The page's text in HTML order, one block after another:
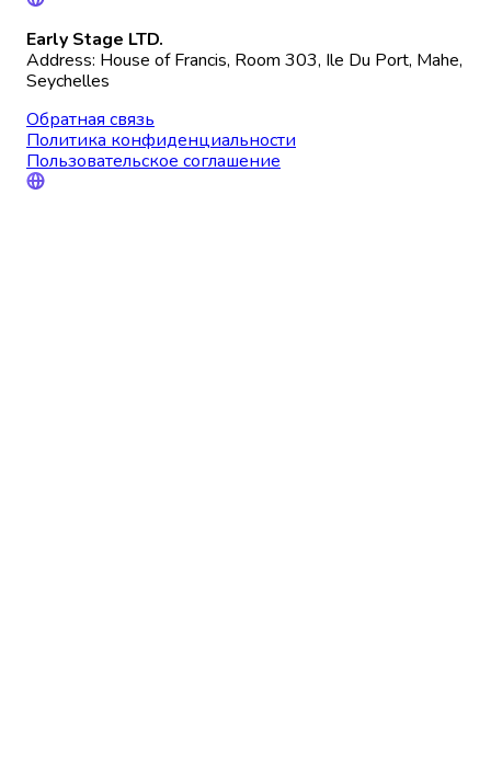
Early Stage LTD.
Address: House of Francis, Room 303, Ile Du Port, Mahe,
Seychelles
Обратная связь
Политика конфиденциальности
Пользовательское соглашение